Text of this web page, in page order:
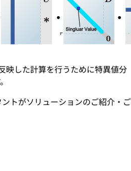
映した計算を行うために特異値分
トがソリューションのご紹介・ご